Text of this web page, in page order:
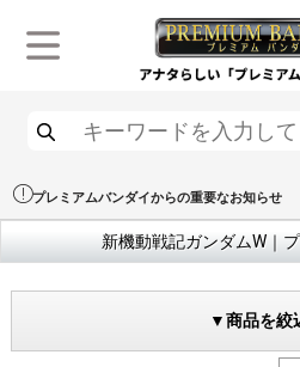
プレミアムバンダイからの重要なお知らせ
新機動戦記ガンダムW｜
▼商品を絞